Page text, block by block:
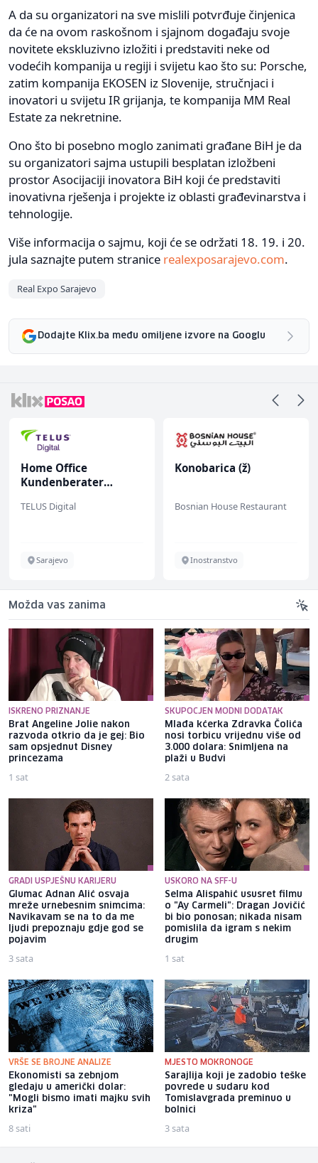
A da su organizatori na sve mislili potvrđuje činjenica
da će na ovom raskošnom i sjajnom događaju svoje
novitete ekskluzivno izložiti i predstaviti neke od
vodećih kompanija u regiji i svijetu kao što su: Porsche,
zatim kompanija EKOSEN iz Slovenije, stručnjaci i
inovatori u svijetu IR grijanja, te kompanija MM Real
Estate za nekretnine.
Ono što bi posebno moglo zanimati građane BiH je da
su organizatori sajma ustupili besplatan izložbeni
prostor Asocijaciji inovatora BiH koji će predstaviti
inovativna rješenja i projekte iz oblasti građevinarstva i
tehnologije.
Više informacija o sajmu, koji će se održati 18. 19. i 20.
jula saznajte putem stranice realexposarajevo.com.
Real Expo Sarajevo
Dodajte Klix.ba među omiljene izvore na Googlu
Konobarica (ž)
Bosnian House Restaurant
Inostranstvo
Kuhinjski pomoćnik
Restoran Golf Klub
Sarajevo
Možda vas zanima
ISKRENO PRIZNANJE
Brat Angeline Jolie nakon
razvoda otkrio da je gej: Bio
sam opsjednut Disney
princezama
1 sat
SKUPOCJEN MODNI DODATAK
Mlađa kćerka Zdravka Čolića
nosi torbicu vrijednu više od
3.000 dolara: Snimljena na
plaži u Budvi
2 sata
GRADI USPJEŠNU KARIJERU
Glumac Adnan Alić osvaja
mreže urnebesnim snimcima:
Navikavam se na to da me
ljudi prepoznaju gdje god se
pojavim
3 sata
USKORO NA SFF-U
Selma Alispahić ususret filmu
o "Ay Carmeli": Dragan Jovičić
bi bio ponosan; nikada nisam
pomislila da igram s nekim
drugim
1 sat
VRŠE SE BROJNE ANALIZE
Ekonomisti sa zebnjom
gledaju u američki dolar:
"Mogli bismo imati majku svih
kriza"
8 sati
MJESTO MOKRONOGE
Sarajlija koji je zadobio teške
povrede u sudaru kod
Tomislavgrada preminuo u
bolnici
3 sata